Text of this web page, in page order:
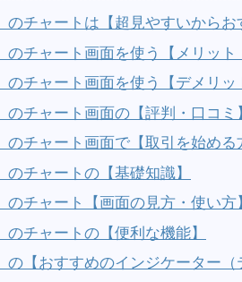
チャートは【超見やすいからお
チャート画面を使う【メリット
チャート画面を使う【デメリッ
チャート画面の【評判・口コミ】
チャート画面で【取引を始める
チャートの【基礎知識】
チャート【画面の見方・使い方】
チャートの【便利な機能】
【おすすめのインジケーター（